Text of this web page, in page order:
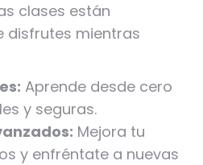
clases están
disfrutes mientras
Aprende desde cero
y seguras.
Mejora tu
y enfréntate a nuevas